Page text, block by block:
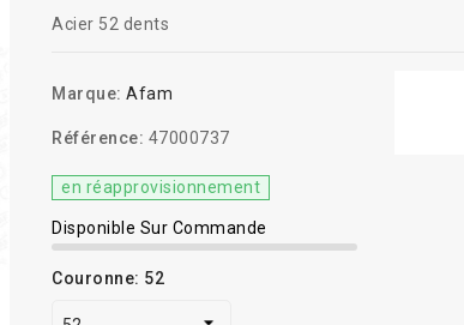
Acier 52 dents
Marque: Afam
Référence: 47000737
en réapprovisionnement
Disponible Sur Commande
Couronne: 52